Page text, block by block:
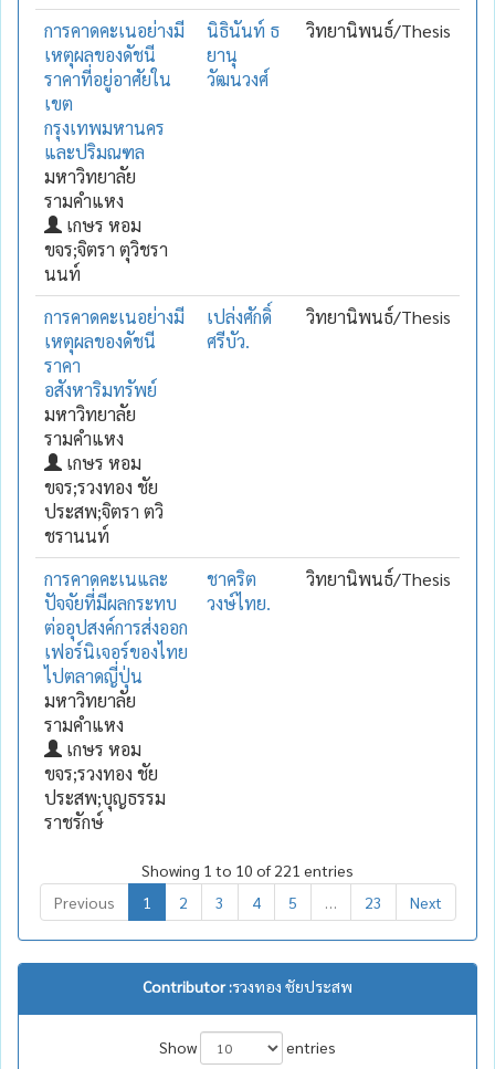
การคาดคะเนอย่างมี
เหตุผลของดัชนี
ราคาที่อยู่อาศัยใน
เขต
กรุงเทพมหานคร
และปริมณฑล
มหาวิทยาลัย
รามคำแหง
เกษร หอม
ขจร;จิตรา ตุวิชรา
นนท์
นิธินันท์ ธ
ยานุ
วัฒนวงศ์
วิทยานิพนธ์/Thesis
การคาดคะเนอย่างมี
เหตุผลของดัชนี
ราคา
อสังหาริมทรัพย์
มหาวิทยาลัย
รามคำแหง
เกษร หอม
ขจร;รวงทอง ชัย
ประสพ;จิตรา ตวิ
ชรานนท์
เปล่งศักดิ์
ศรีบัว.
วิทยานิพนธ์/Thesis
การคาดคะเนและ
ปัจจัยที่มีผลกระทบ
ต่ออุปสงค์การส่งออก
เฟอร์นิเจอร์ของไทย
ไปตลาดญี่ปุ่น
มหาวิทยาลัย
รามคำแหง
เกษร หอม
ขจร;รวงทอง ชัย
ประสพ;บุญธรรม
ราชรักษ์
ชาคริต
วงษ์ไทย.
วิทยานิพนธ์/Thesis
Showing 1 to 10 of 221 entries
Previous
1 2 3 4 5 23 Next
Contributor :รวงทอง ชัยประสพ
Show entries